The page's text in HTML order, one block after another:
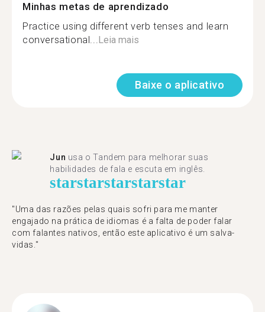
Minhas metas de aprendizado
Practice using different verb tenses and learn
conversational...Leia mais
Baixe o aplicativo
Jun usa o Tandem para melhorar suas
habilidades de fala e escuta em inglês.
starstarstarstarstar
"Uma das razões pelas quais sofri para me manter
engajado na prática de idiomas é a falta de poder falar
com falantes nativos, então este aplicativo é um salva-
vidas."